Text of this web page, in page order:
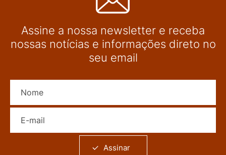
Assine a nossa newsletter e receba
nossas notícias e informações direto no
seu email
Assinar